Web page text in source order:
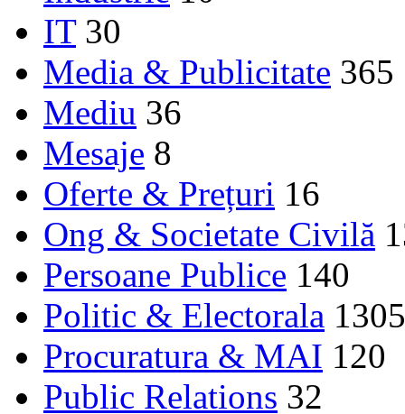
IT 30
Media & Publicitate 365
Mediu 36
Mesaje 8
Oferte & Prețuri 16
Ong & Societate Civilă
Persoane Publice 140
Politic & Electorala 1305
Procuratura & MAI 120
Public Relations 32